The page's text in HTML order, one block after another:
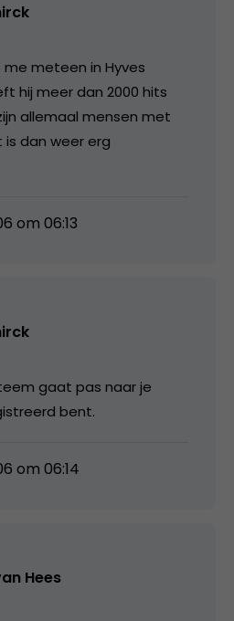
meteen in Hyves
hij meer dan 2000 hits
allemaal mensen met
is dan weer erg
om 06:13
gaat pas naar je
bent.
om 06:14
Hees